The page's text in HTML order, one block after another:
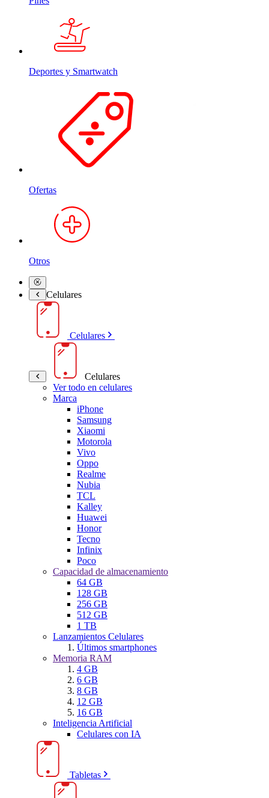
Deportes y Smartwatch
Ofertas
Otros
Celulares
Celulares
Celulares
Ver todo en celulares
Marca
iPhone
Samsung
Xiaomi
Motorola
Vivo
Oppo
Realme
Nubia
TCL
Kalley
Huawei
Honor
Tecno
Infinix
Poco
Capacidad de almacenamiento
64 GB
128 GB
256 GB
512 GB
1 TB
Lanzamientos Celulares
Últimos smartphones
Memoria RAM
4 GB
6 GB
8 GB
12 GB
16 GB
Inteligencia Artificial
Celulares con IA
Tabletas